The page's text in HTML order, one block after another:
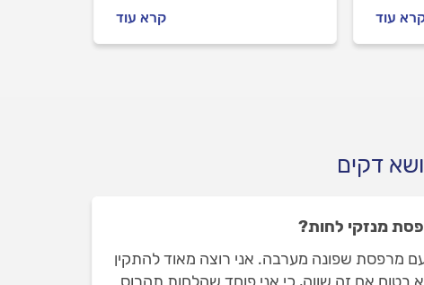
עוד
במרפסת החדשה שלכם. איך
בוחרים פרגולה מעץ, מה חשוב
קרא עוד
דקים
מנזקי לחות?
מרפסת שפונה מערבה. אני רוצה מאוד להתקין
אם זה שווה, כי אני פוחד שהלחות תהרוס